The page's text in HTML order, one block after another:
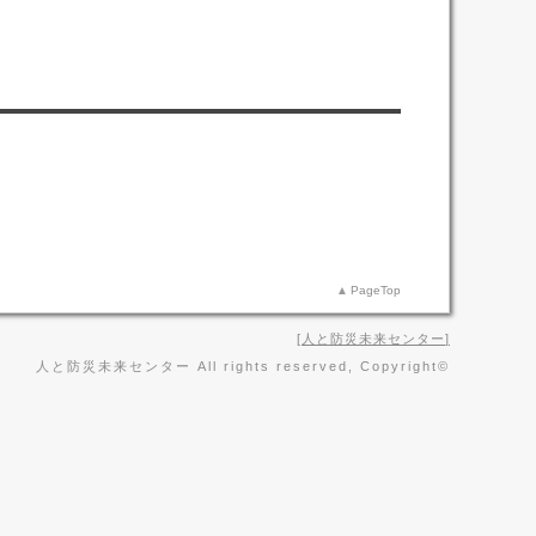
PageTop
人と防災未来センター
人と防災未来センター All rights reserved, Copyright©